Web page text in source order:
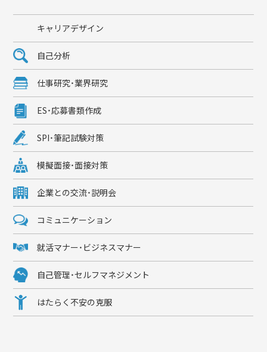
キャリアデザイン
自己分析
仕事研究・業界研究
ES・応募書類作成
SPI・筆記試験対策
模擬面接・面接対策
企業との交流・説明会
コミュニケーション
就活マナー・ビジネスマナー
自己管理・セルフマネジメント
はたらく不安の克服